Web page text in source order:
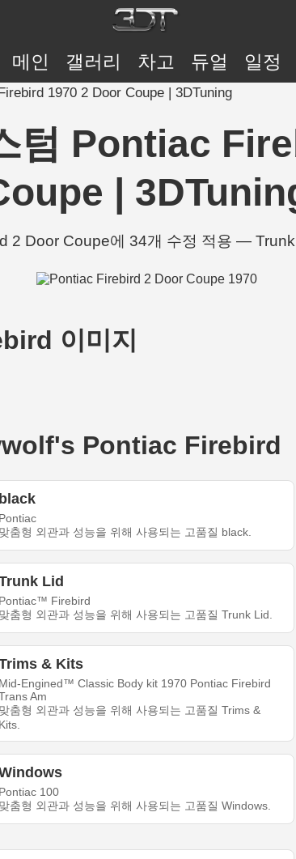
메인 갤러리 차고 듀얼 일정
1970 2 Door Coupe | 3DTuning
텀 Pontiac
|
2 Door Coupe에 34개 수정 적용 —
이미지
Pontiac Firebird
black
Pontiac
맞춤형 외관과 성능을 위해 사용되는 고품질 black.
Lid
Pontiac™ Firebird
맞춤형 외관과 성능을 위해 사용되는 고품질 Trunk Lid.
& Kits
Mid-Engined™ Classic Body kit 1970 Pontiac Firebird
Am
맞춤형 외관과 성능을 위해 사용되는 고품질 Trims &
Kits.
Pontiac 100
맞춤형 외관과 성능을 위해 사용되는 고품질 Windows.